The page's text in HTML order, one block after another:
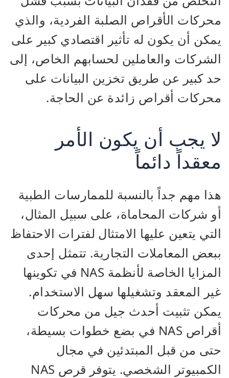
محركات الأقراص الصلبة الفردية، والذي
يمكن أن يكون له تأثير اقتصادي كبير على
الشركات والعاملين لحسابهم الخاص، إلى
حد كبير عن طريق تخزين البيانات على
محركات أقراص زائدة عن الحاجة.
لا يجب أن يكون الأمر
معقداً دائماً
هذا مهم جداً بالنسبة للممارسات الطبية
أو شركات المحاماة، على سبيل المثال،
التي يتعين عليها الامتثال لفترات الاحتفاظ
ببعض المعاملات التجارية. تتمثل إحدى
المزايا الخاصة لأنظمة NAS في تكوينها
غير المعقد وتشغيلها سهل الاستخدام.
يمكن تثبيت أحدث جيل من محركات
أقراص NAS في بضع خطوات بسيطة،
حتى من قبل المبتدئين في مجال
الكمبيوتر الشخصي. يتوفر قرص NAS